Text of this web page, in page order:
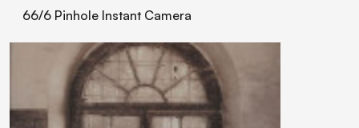
66/6 Pinhole Instant Camera